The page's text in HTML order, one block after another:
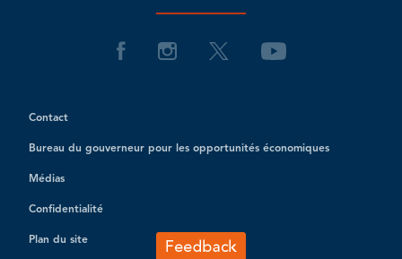
Contact
Bureau du gouverneur pour les opportunités économiques
Médias
Confidentialité
Plan du site